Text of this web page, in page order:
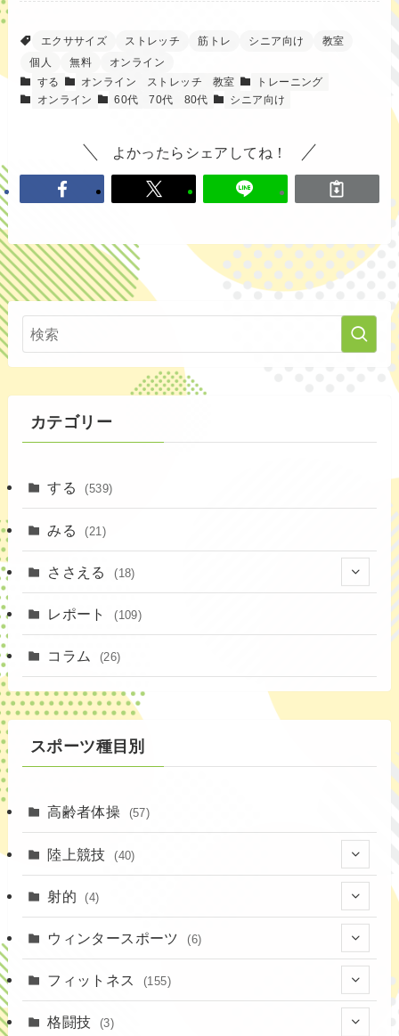
エクササイズ ストレッチ 筋トレ シニア向け
教室
個人
無料
オンライン
する
オンライン ストレッチ 教室
トレーニング
オンライン
60代 70代 80代 シニア向け
よかったらシェアしてね！
カテゴリー
する (539)
みる (21)
ささえる (18)
(4)
(1)
(3)
レポート (109)
コラム (26)
スポーツ種目別
高齢者体操 (57)
陸上競技 (40)
(2)
射的 (4)
(4)
ウィンタースポーツ (6)
(6)
フィットネス (155)
格闘技 (3)